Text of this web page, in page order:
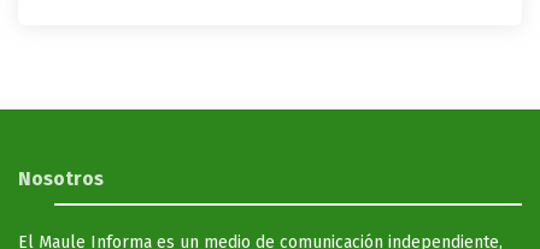
Nosotros
El Maule Informa es un medio de comunicación independiente,